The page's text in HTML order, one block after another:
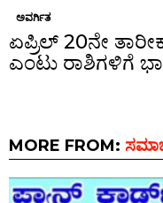
ಅವರ್ಗಿತ
ಏಪ್ರಿಲ್ 20ನೇ
ಎಂಟು ರಾಶಿಗಳಿಗೆ
MORE FROM: